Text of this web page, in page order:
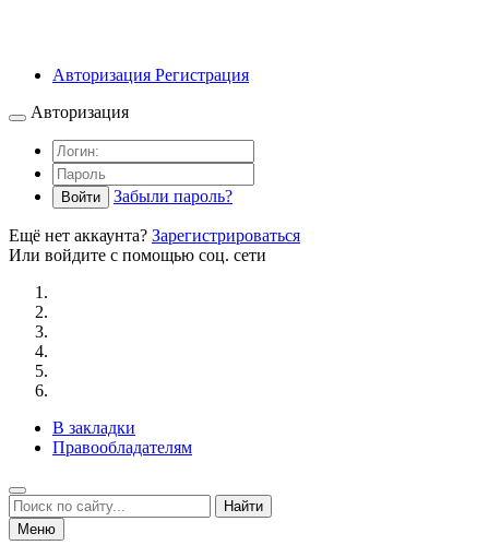
Авторизация Регистрация
Авторизация
Войти Забыли пароль?
Ещё нет аккаунта? Зарегистрироваться
Или войдите с помощью соц. сети
В закладки
Правообладателям
Найти
Меню